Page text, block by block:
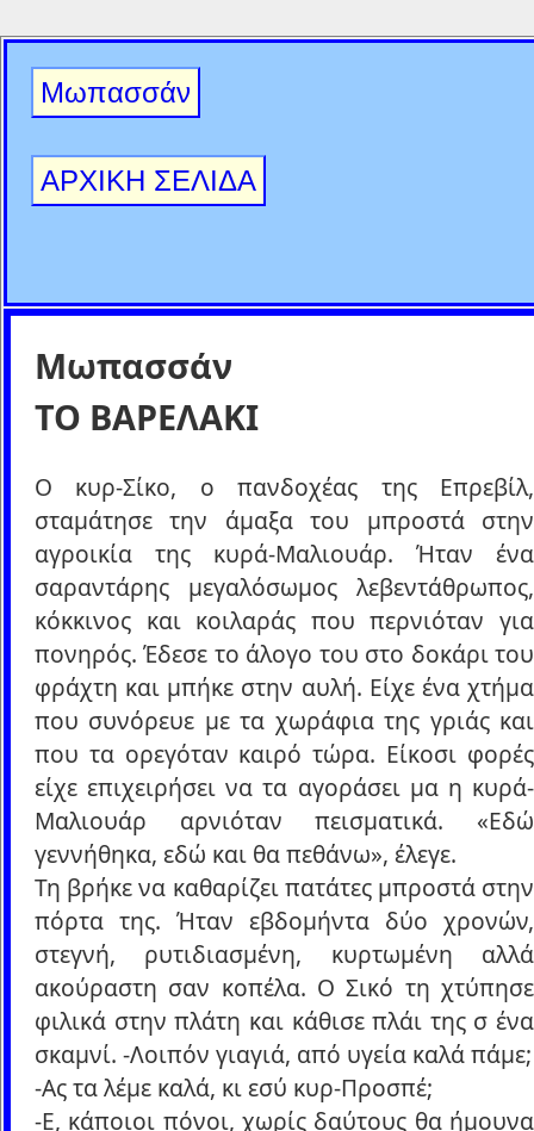
Μωπασσάν
ΑΡΧΙΚΗ ΣΕΛΙΔΑ
Μωπασσάν
ΤΟ ΒΑΡΕΛΑΚΙ
Ο κυρ-Σίκο, ο πανδοχέας της Επρεβίλ,
σταμάτησε την άμαξα του μπροστά στην
αγροικία της κυρά-Μαλιουάρ. Ήταν ένα
σαραντάρης μεγαλόσωμος λεβεντάθρωπος,
κόκκινος και κοιλαράς που περνιόταν για
πονηρός. Έδεσε το άλογο του στο δοκάρι του
φράχτη και μπήκε στην αυλή. Είχε ένα χτήμα
που συνόρευε με τα χωράφια της γριάς και
που τα ορεγόταν καιρό τώρα. Είκοσι φορές
είχε επιχειρήσει να τα αγοράσει μα η κυρά-
Μαλιουάρ αρνιόταν πεισματικά. «Εδώ
γεννήθηκα, εδώ και θα πεθάνω», έλεγε.
Τη βρήκε να καθαρίζει πατάτες μπροστά στην
πόρτα της. Ήταν εβδομήντα δύο χρονών,
στεγνή, ρυτιδιασμένη, κυρτωμένη αλλά
ακούραστη σαν κοπέλα. Ο Σικό τη χτύπησε
φιλικά στην πλάτη και κάθισε πλάι της σ ένα
σκαμνί. -Λοιπόν γιαγιά, από υγεία καλά πάμε;
-Ας τα λέμε καλά, κι εσύ κυρ-Προσπέ;
-Ε, κάποιοι πόνοι, χωρίς δαύτους θα ήμουνα